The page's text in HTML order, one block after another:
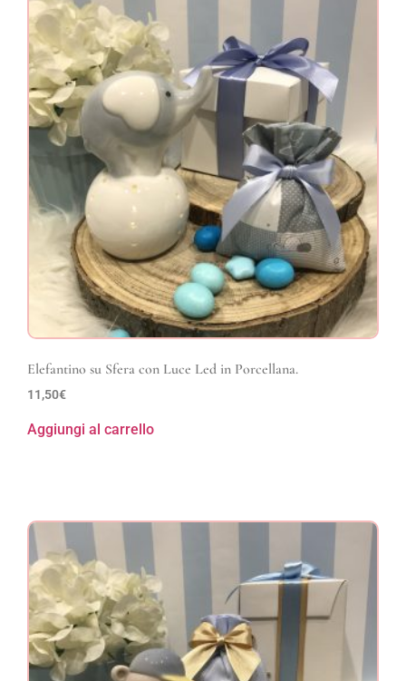
Elefantino su Sfera con Luce Led in Porcellana.
11,50€
Aggiungi al carrello